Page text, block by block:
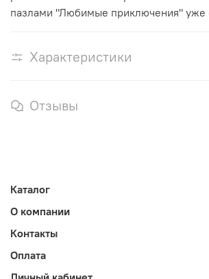
пазлами "Любимые приключения" уже
Характеристики
Отзывы
Каталог
О компании
Контакты
Оплата